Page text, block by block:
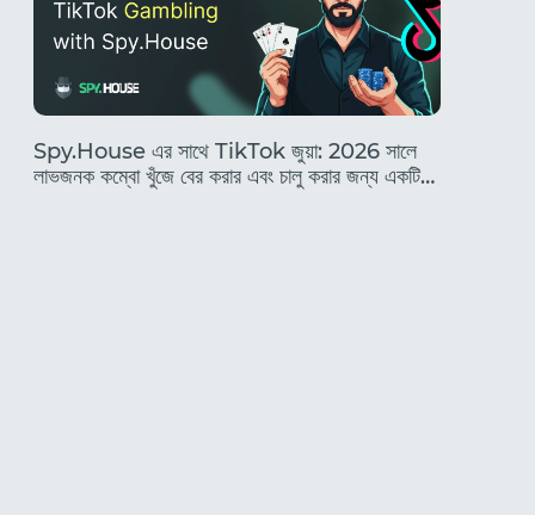
Spy.House এর সাথে TikTok জুয়া: 2026 সালে
লাভজনক কম্বো খুঁজে বের করার এবং চালু করার জন্য একটি